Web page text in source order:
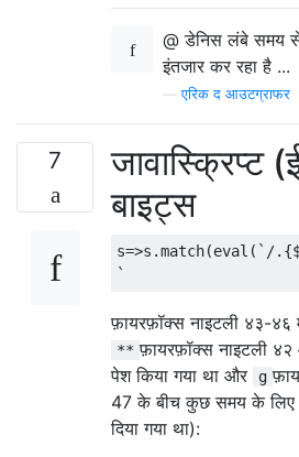
@ डेनिस लंबे समय से
इंतजार कर रहा है ...
—एरिक द आउटग्राफर
7
जावास्क्रिप्ट
बाइट्स
s=>s.match(eval(`/
फ़ायरफ़ॉक्स नाइटली ४३-
** फ़ायरफ़ॉक्स नाइटली
पेश किया गया था और
g
47 के बीच कुछ समय के लिए
दिया गया था):